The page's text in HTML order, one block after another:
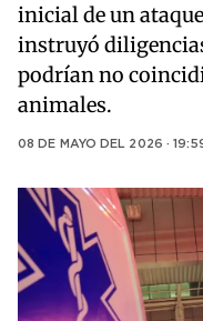
inicial de un
instruyó
podrían no
animales.
08 DE MAYO DEL 2026 ·